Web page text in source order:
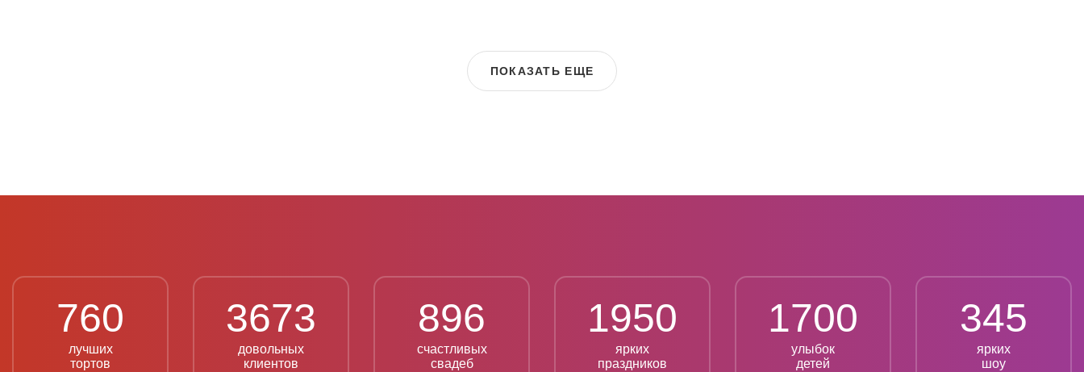
ПОКАЗАТЬ ЕЩЕ
760
лучших
тортов
3673
довольных
клиентов
896
счастливых
свадеб
1950
ярких
праздников
1700
улыбок
детей
345
ярких
шоу